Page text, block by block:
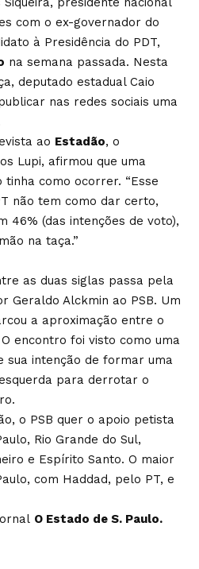
com o ex-governador do
à Presidência do PDT,
na semana passada. Nesta
deputado estadual Caio
nas redes sociais uma
ao Estadão, o
Lupi, afirmou que uma
tinha como ocorrer. “Esse
não tem como dar certo,
46% (das intenções de voto),
na taça.”
as duas siglas passa pela
Geraldo Alckmin ao PSB. Um
a aproximação entre o
encontro foi visto como uma
sua intenção de formar uma
para derrotar o
o PSB quer o apoio petista
Rio Grande do Sul,
e Espírito Santo. O maior
com Haddad, pelo PT, e
O Estado de S. Paulo.